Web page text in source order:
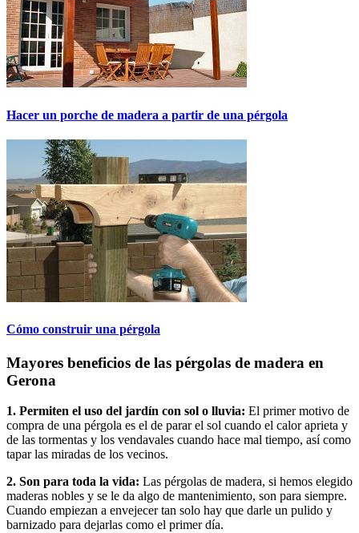
Hacer un porche de madera a partir de una pérgola
Cómo construir una pérgola
Mayores beneficios de las pérgolas de madera en
Gerona
1. Permiten el uso del jardín con sol o lluvia: El primer motivo de
compra de una pérgola es el de parar el sol cuando el calor aprieta y
de las tormentas y los vendavales cuando hace mal tiempo, así como
tapar las miradas de los vecinos.
2. Son para toda la vida: Las pérgolas de madera, si hemos elegido
maderas nobles y se le da algo de mantenimiento, son para siempre.
Cuando empiezan a envejecer tan solo hay que darle un pulido y
barnizado para dejarlas como el primer día.